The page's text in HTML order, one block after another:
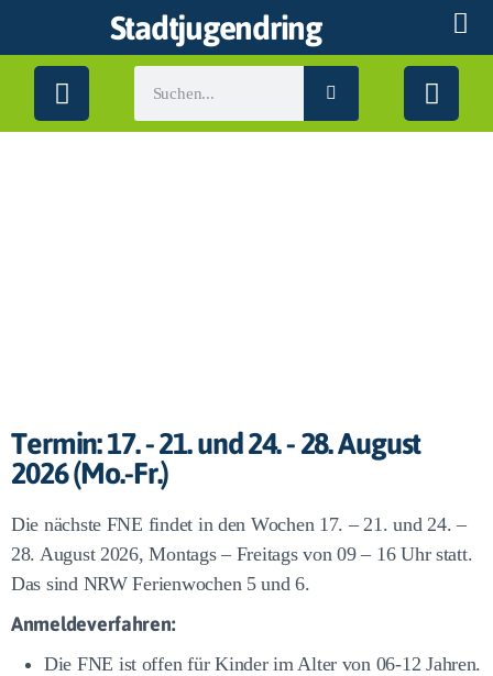
Stadtjugendring
Termin: 17. - 21. und 24. - 28. August
2026 (Mo.-Fr.)
Die nächste FNE findet in den Wochen 17. – 21. und 24. –
28. August 2026, Montags – Freitags von 09 – 16 Uhr statt.
Das sind NRW Ferienwochen 5 und 6.
Anmeldeverfahren:
Die FNE ist offen für Kinder im Alter von 06-12 Jahren.